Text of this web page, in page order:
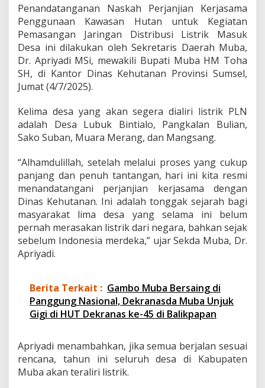
a
N
i
k
m
a
t
i
i
s
t
r
k
P
L
N
Penandatanganan Naskah Perjanjian Kerjasama
Penggunaan Kawasan Hutan untuk Kegiatan
Pemasangan Jaringan Distribusi Listrik Masuk
Desa ini dilakukan oleh Sekretaris Daerah Muba,
Dr. Apriyadi MSi, mewakili Bupati Muba HM Toha
SH, di Kantor Dinas Kehutanan Provinsi Sumsel,
Jumat (4/7/2025).
Kelima desa yang akan segera dialiri listrik PLN
adalah Desa Lubuk Bintialo, Pangkalan Bulian,
Sako Suban, Muara Merang, dan Mangsang.
“Alhamdulillah, setelah melalui proses yang cukup
panjang dan penuh tantangan, hari ini kita resmi
menandatangani perjanjian kerjasama dengan
Dinas Kehutanan. Ini adalah tonggak sejarah bagi
masyarakat lima desa yang selama ini belum
pernah merasakan listrik dari negara, bahkan sejak
sebelum Indonesia merdeka,” ujar Sekda Muba, Dr.
Apriyadi.
Berita Terkait : Gambo Muba Bersaing di
Panggung Nasional, Dekranasda Muba Unjuk
Gigi di HUT Dekranas ke-45 di Balikpapan
Apriyadi menambahkan, jika semua berjalan sesuai
rencana, tahun ini seluruh desa di Kabupaten
Muba akan teraliri listrik.